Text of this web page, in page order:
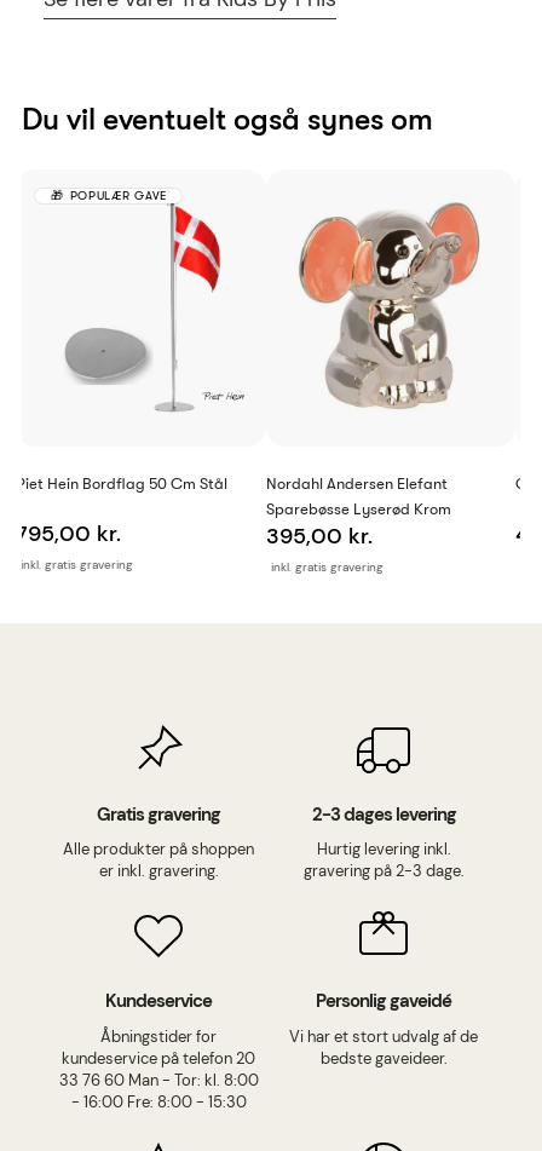
Du vil eventuelt også synes om
Piet Hein Bordflag 50 Cm Stål
inkl. gratis gravering
795,00 kr.
POPULÆR GAVE
Nordahl Andersen Elefant
Sparebøsse Lyserød Krom
inkl. gratis gravering
395,00 kr.
Gratis gravering
Alle produkter på shoppen
er inkl. gravering.
2-3 dages levering
Hurtig levering inkl.
gravering på 2-3 dage.
Kundeservice
Åbningstider for
kundeservice på telefon 20
33 76 60 Man - Tor: kl. 8:00
- 16:00 Fre: 8:00 - 15:30
Personlig gaveidé
Vi har et stort udvalg af de
bedste gaveideer.